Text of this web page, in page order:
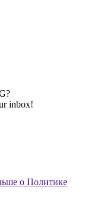
inbox!
о Политике